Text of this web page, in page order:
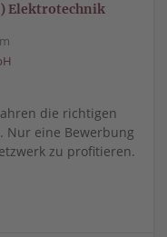
Elektrotechnik
die richtigen
Nur eine Bewerbung
zu profitieren.